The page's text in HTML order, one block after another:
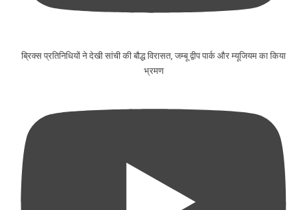
ब्रिक्स प्रतिनिधियों ने देखी सांची की बौद्ध विरासत, जम्बू द्वीप पार्क और म्यूजियम का किया
भ्रमण